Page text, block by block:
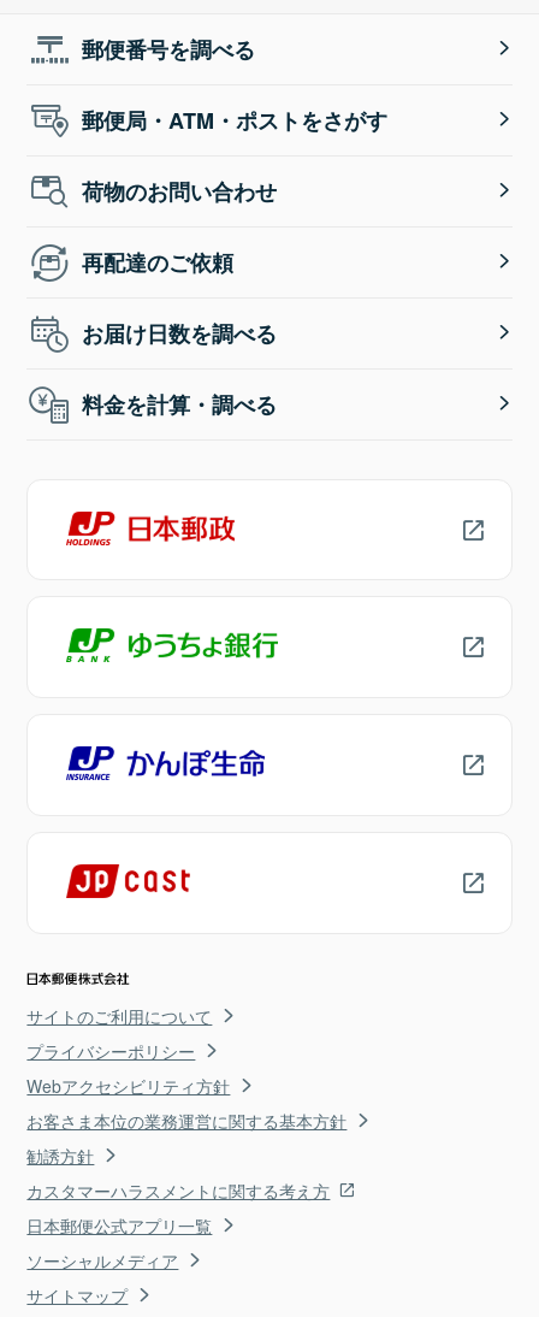
郵便番号を調べる
郵便局・ATM・ポストをさがす
荷物のお問い合わせ
再配達のご依頼
お届け日数を調べる
料金を計算・調べる
サイトのご利用について
プライバシーポリシー
Webアクセシビリティ方針
お客さま本位の業務運営に関する基本方針
勧誘方針
カスタマーハラスメントに関する考え方
日本郵便公式アプリ一覧
ソーシャルメディア
サイトマップ